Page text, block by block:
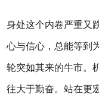
身处这个内卷严重又
心与信心，总能等到
轮突如其来的牛市。
往大于勤奋。站在更